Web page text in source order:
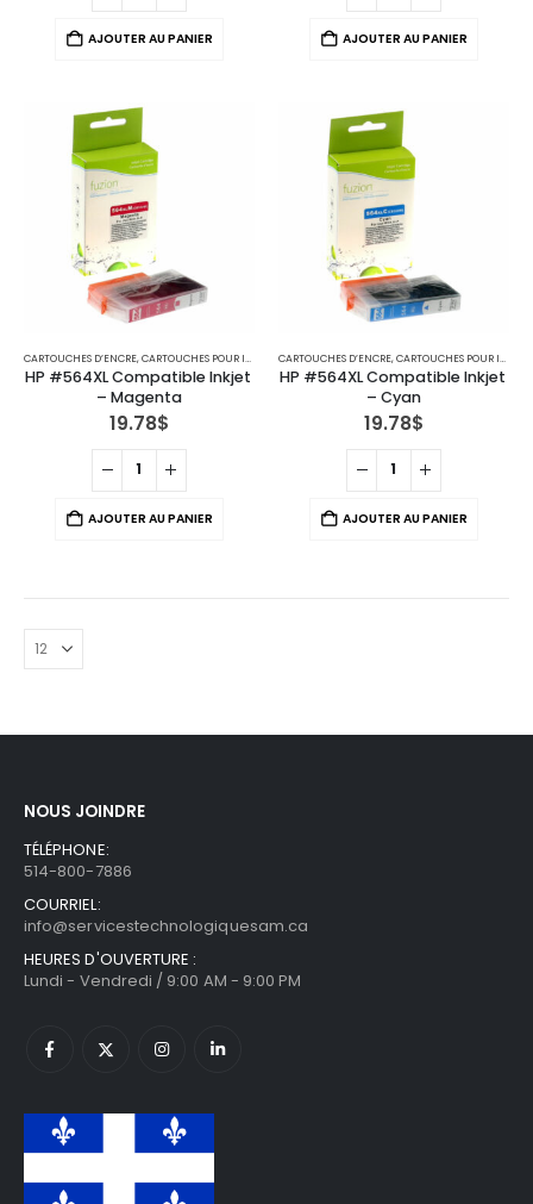
AJOUTER AU PANIER AJOUTER AU PANIER
CARTOUCHES D’ENCRE,CARTOUCHES POUR IMPRIMANTES HP
HP #564XL Compatible Inkjet
– Magenta
19.78$
AJOUTER AU PANIER
CARTOUCHES D’ENCRE,CARTOUCHES POUR IMPRIMANTES HP
HP #564XL Compatible Inkjet
– Cyan
19.78$
AJOUTER AU PANIER
NOUS JOINDRE
TÉLÉPHONE:
514-800-7886
COURRIEL:
info@servicestechnologiquesam.ca
HEURES D'OUVERTURE :
Lundi - Vendredi / 9:00 AM - 9:00 PM